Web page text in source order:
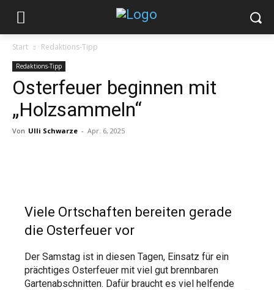
Start Redaktions-Tipp
Redaktions-Tipp
Osterfeuer beginnen mit
„Holzsammeln“
Von Ulli Schwarze - Apr. 6, 2025
Viele Ortschaften bereiten gerade
die Osterfeuer vor
Der Samstag ist in diesen Tagen, Einsatz für ein
prächtiges Osterfeuer mit viel gut brennbaren
Gartenabschnitten. Dafür braucht es viel helfende